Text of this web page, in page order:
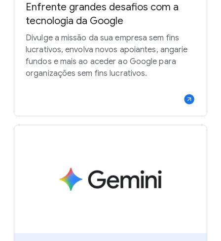
Enfrente grandes desafios com a
tecnologia da Google
Divulge a missão da sua empresa sem fins
lucrativos, envolva novos apoiantes, angarie
fundos e mais ao aceder ao Google para
organizações sem fins lucrativos.